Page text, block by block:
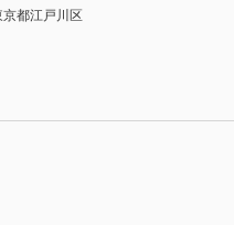
京都江戸川区